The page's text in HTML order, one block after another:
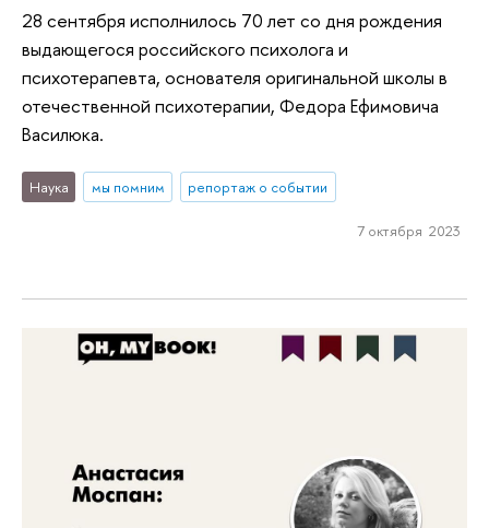
28 сентября исполнилось 70 лет со дня рождения
выдающегося российского психолога и
психотерапевта, основателя оригинальной школы в
отечественной психотерапии, Федора Ефимовича
Василюка.
Наука мы помним репортаж о событии
7 октября 2023